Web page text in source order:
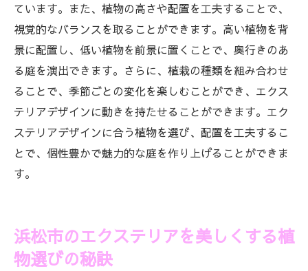
ています。また、植物の高さや配置を工夫することで、
視覚的なバランスを取ることができます。高い植物を背
景に配置し、低い植物を前景に置くことで、奥行きのあ
る庭を演出できます。さらに、植栽の種類を組み合わせ
ることで、季節ごとの変化を楽しむことができ、エクス
テリアデザインに動きを持たせることができます。エク
ステリアデザインに合う植物を選び、配置を工夫するこ
とで、個性豊かで魅力的な庭を作り上げることができま
す。
浜松市のエクステリアを美しくする植
物選びの秘訣